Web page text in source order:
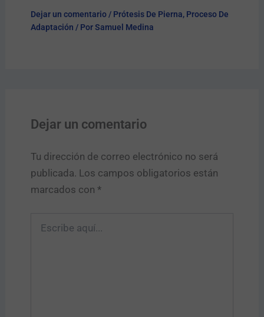
Dejar un comentario / Prótesis De Pierna, Proceso De
Adaptación / PorSamuel Medina
Dejar un comentario
Tu dirección de correo electrónico no será
publicada. Los campos obligatorios están
marcados con *
aquí...